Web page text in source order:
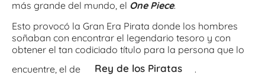
más grande del mundo, el One Piece.
Esto provocó la Gran Era Pirata donde los hombres
soñaban con encontrar el legendario tesoro y con
obtener el tan codiciado título para la persona que lo
encuentre, el de
Rey de los Piratas .